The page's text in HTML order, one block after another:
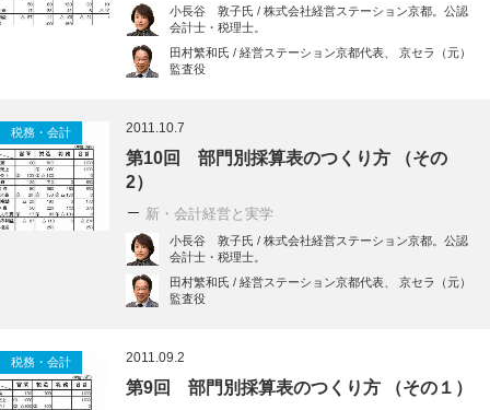
小長谷 敦子氏 / 株式会社経営ステーション京都。公認
会計士・税理士。
田村繁和氏 / 経営ステーション京都代表、 京セラ（元）
監査役
税務・会計 2011.10.7
第10回 部門別採算表のつくり方 （その
2）
新・会計経営と実学
小長谷 敦子氏 / 株式会社経営ステーション京都。公認
会計士・税理士。
田村繁和氏 / 経営ステーション京都代表、 京セラ（元）
監査役
税務・会計 2011.09.2
第9回 部門別採算表のつくり方 （その１）